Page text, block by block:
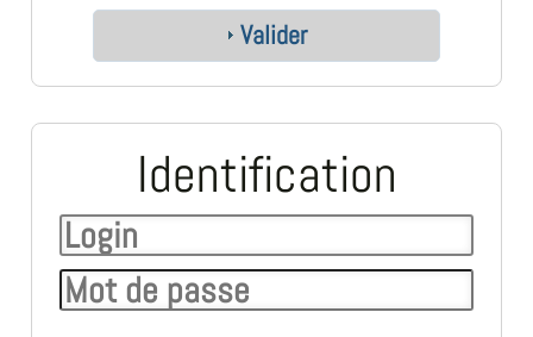
Valider
Identification